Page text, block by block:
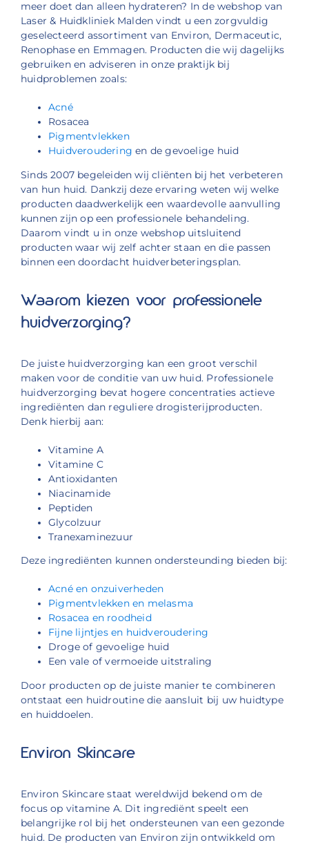
meer doet dan alleen hydrateren? In de webshop van
Laser & Huidkliniek Malden vindt u een zorgvuldig
geselecteerd assortiment van Environ, Dermaceutic,
Renophase en Emmagen. Producten die wij dagelijks
gebruiken en adviseren in onze praktijk bij
huidproblemen zoals:
Acné
Rosacea
Pigmentvlekken
Huidveroudering en de gevoelige huid
Sinds 2007 begeleiden wij cliënten bij het verbeteren
van hun huid. Dankzij deze ervaring weten wij welke
producten daadwerkelijk een waardevolle aanvulling
kunnen zijn op een professionele behandeling.
Daarom vindt u in onze webshop uitsluitend
producten waar wij zelf achter staan en die passen
binnen een doordacht huidverbeteringsplan.
Waarom kiezen voor professionele
huidverzorging?
De juiste huidverzorging kan een groot verschil
maken voor de conditie van uw huid. Professionele
huidverzorging bevat hogere concentraties actieve
ingrediënten dan reguliere drogisterijproducten.
Denk hierbij aan:
Vitamine A
Vitamine C
Antioxidanten
Niacinamide
Peptiden
Glycolzuur
Tranexaminezuur
Deze ingrediënten kunnen ondersteunding bieden bij:
Acné en onzuiverheden
Pigmentvlekken en melasma
Rosacea en roodheid
Fijne lijntjes en huidveroudering
Droge of gevoelige huid
Een vale of vermoeide uitstraling
Door producten op de juiste manier te combineren
ontstaat een huidroutine die aansluit bij uw huidtype
en huiddoelen.
Environ Skincare
Environ Skincare staat wereldwijd bekend om de
focus op vitamine A. Dit ingrediënt speelt een
belangrijke rol bij het ondersteunen van een gezonde
huid. De producten van Environ zijn ontwikkeld om